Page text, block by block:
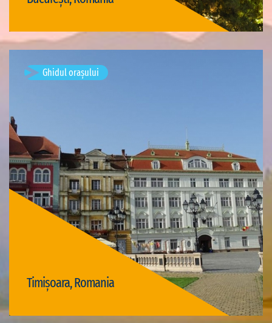
Vizită București
Timișoara, Romania
Ghidul orașului
Vizită Timișoara